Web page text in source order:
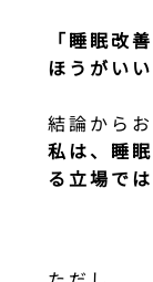
「睡眠改
ほうがい
結論から
私は、睡
る立場で